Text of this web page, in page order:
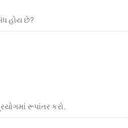
હોય છે?
રૂપાંતર કરો.